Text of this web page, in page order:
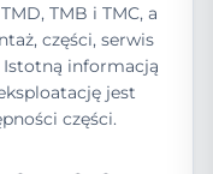
TMB i TMC, a
części, serwis
informacją
jest
części.